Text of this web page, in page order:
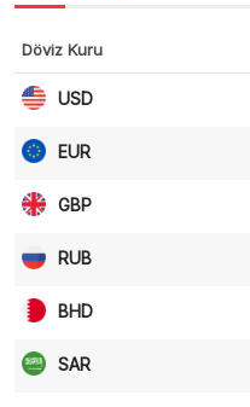
Döviz Kuru
USD
EUR
GBP
RUB
BHD
SAR